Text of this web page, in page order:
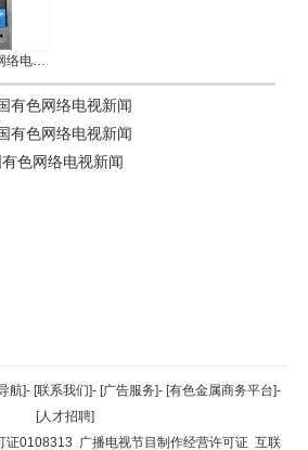
2026年2月27日中国有色网络电视新闻
有色网络电视新闻
有色网络电视新闻
色网络电视新闻
返回顶部
返回首页
航]- [联系我们]- [广告服务]- [有色金属商务平台]-
[人才招聘]
证0108313 广播电视节目制作经营许可证 互联